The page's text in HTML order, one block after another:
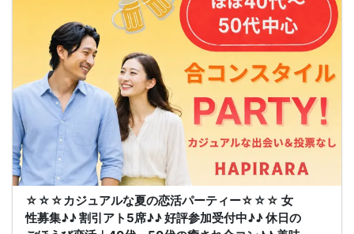
☆☆☆カジュアルな夏の恋活パーティー☆☆☆ 女
性募集♪♪ 割引アト5席♪♪ 好評参加受付中♪♪ 休日の